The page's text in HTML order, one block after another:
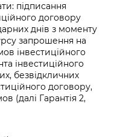
підписання
договору
днів з моменту
запрошення на
інвестиційного
інвестиційного
безвідкличних
договору,
(далі Гарантія 2,